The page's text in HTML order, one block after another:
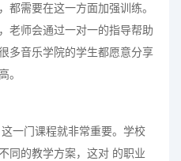
都需要在这一方面加强训练。
老师会通过一对一的指导帮助
多音乐学院的学生都愿意分享
。
一门课程就非常重要。学校
同的教学方案，这对 的职业